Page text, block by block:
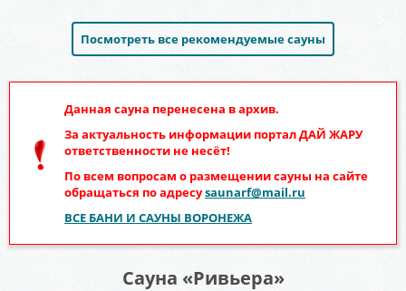
Посмотреть все рекомендуемые сауны
Данная сауна перенесена в архив.
За актуальность информации порталДАЙ ЖАРУ
ответственности не несёт!
По всем вопросам о размещении сауны на сайте
обращаться по адресуsaunarf@mail.ru
ВСЕ БАНИ И САУНЫ ВОРОНЕЖА
Сауна «Ривьера»